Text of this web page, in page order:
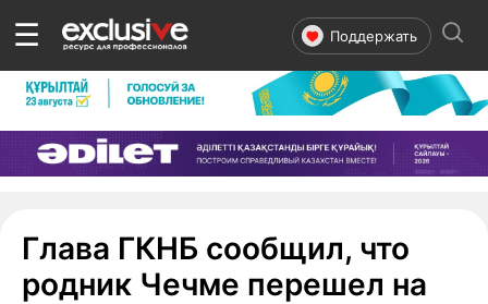
☰ Поддержать
Глава ГКНБ сообщил, что
родник Чечме перешел на